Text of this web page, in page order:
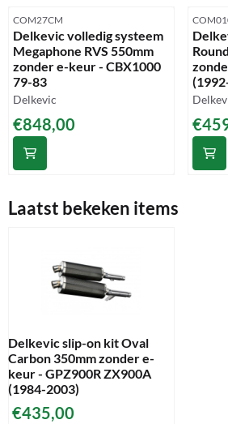
Artikelnummer
COM27CM
Delkevic volledig systeem
Megaphone RVS 550mm
zonder e-keur - CBX1000
79-83
Merk:
Delkevic
Prijs: 848,00
€848,00
Merk:
Prijs:
Laatst bekeken items
Delkevic slip-on kit Oval
Carbon 350mm zonder e-
keur - GPZ900R ZX900A
(1984-2003)
€435,00